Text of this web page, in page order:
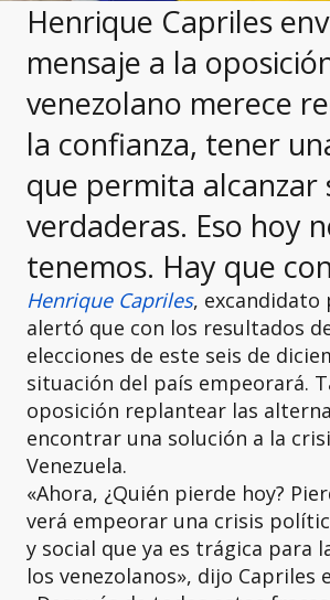
Henrique Capriles
mensaje a la
venezolano merece
la confianza, tener
que permita alcanzar
verdaderas. Eso hoy
tenemos. Hay que
Henrique Capriles, excandidato
alertó que con los resultados
elecciones de este seis de
situación del país empeorará.
oposición replantear las
encontrar una solución a la
Venezuela.
«Ahora, ¿Quién pierde hoy?
verá empeorar una crisis
y social que ya es trágica para
los venezolanos», dijo Capriles